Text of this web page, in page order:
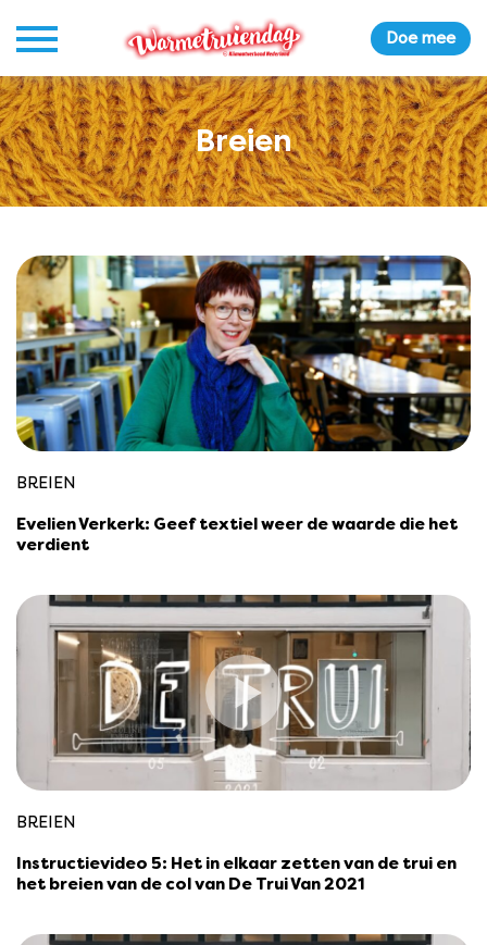
Doe mee
Breien
BREIEN
Evelien Verkerk: Geef textiel weer de waarde die het
verdient
BREIEN
Instructievideo 5: Het in elkaar zetten van de trui en
het breien van de col van De Trui Van 2021